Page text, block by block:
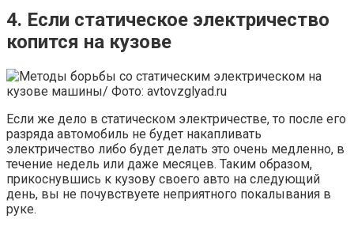
4. Если статическое электричество
копится на кузове
Если же дело в статическом электричестве, то после его
разряда автомобиль не будет накапливать
электричество либо будет делать это очень медленно, в
течение недель или даже месяцев. Таким образом,
прикоснувшись к кузову своего авто на следующий
день, вы не почувствуете неприятного покалывания в
руке.